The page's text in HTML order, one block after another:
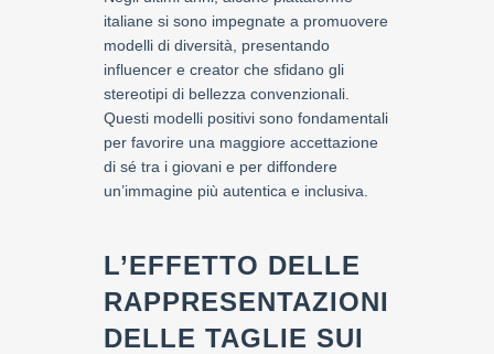
italiane si sono impegnate a promuovere
modelli di diversità, presentando
influencer e creator che sfidano gli
stereotipi di bellezza convenzionali.
Questi modelli positivi sono fondamentali
per favorire una maggiore accettazione
di sé tra i giovani e per diffondere
un’immagine più autentica e inclusiva.
L’EFFETTO DELLE
RAPPRESENTAZIONI
DELLE TAGLIE SUI